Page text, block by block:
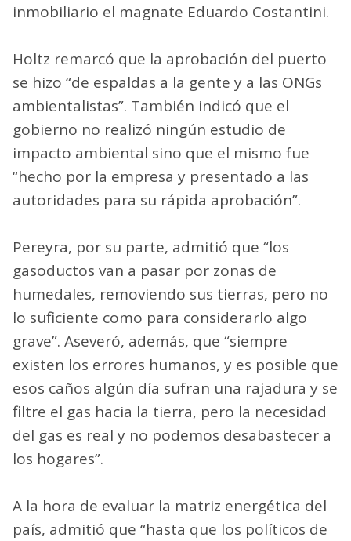
inmobiliario el magnate Eduardo Costantini.
Holtz remarcó que la aprobación del puerto
se hizo “de espaldas a la gente y a las ONGs
ambientalistas”. También indicó que el
gobierno no realizó ningún estudio de
impacto ambiental sino que el mismo fue
“hecho por la empresa y presentado a las
autoridades para su rápida aprobación”.
Pereyra, por su parte, admitió que “los
gasoductos van a pasar por zonas de
humedales, removiendo sus tierras, pero no
lo suficiente como para considerarlo algo
grave”. Aseveró, además, que “siempre
existen los errores humanos, y es posible que
esos caños algún día sufran una rajadura y se
filtre el gas hacia la tierra, pero la necesidad
del gas es real y no podemos desabastecer a
los hogares”.
A la hora de evaluar la matriz energética del
país, admitió que “hasta que los políticos de